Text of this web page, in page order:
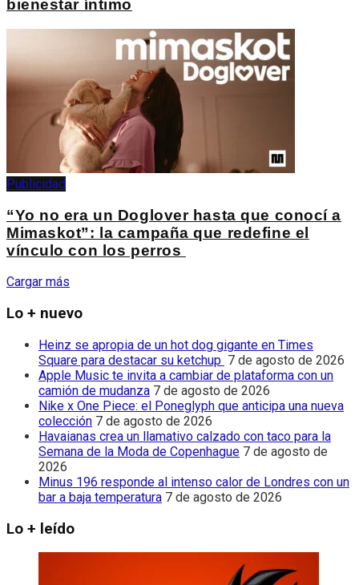
bienestar íntimo
Publicidad
“Yo no era un Doglover hasta que conocí a
Mimaskot”: la campaña que redefine el
vínculo con los perros
Cargar más
Lo + nuevo
Heinz se apropia de un hot dog gigante en Times
Square para destacar su ketchup 7 de agosto de 2026
Apple Music te invita a cambiar de plataforma con un
camión de mudanza 7 de agosto de 2026
Nike x One Piece: el Poneglyph que anticipa una nueva
colección 7 de agosto de 2026
Havaianas crea un llamativo calzado con taco para la
Semana de la Moda de Copenhague 7 de agosto de
2026
Minus 196 responde al intenso calor de Londres con un
bar a baja temperatura 7 de agosto de 2026
Lo + leído